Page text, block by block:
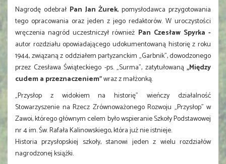
Nagrodę odebrał Pan Jan Żurek, pomysłodawca przygotowania
tego opracowania oraz jeden z jego redaktorów. W uroczystości
wręczenia nagród uczestniczył również Pan Czesław Spyrka -
autor rozdziału opowiadającego udokumentowaną historię z roku
1944, związaną z oddziałem partyzanckim „Garbnik”, dowodzonego
przez Czesława Świąteckiego -ps. „Surma”, zatytułowaną „Między
cudem a przeznaczeniem”wraz z małżonką.
„Przysłop z widokiem na historię” wieńczy działalność
Stowarzyszenie na Rzecz Zrównoważonego Rozwoju „Przysłop” w
Zawoi, którego głównym celem było wspieranie Szkoły Podstawowej
nr 4 im. Św. Rafała Kalinowskiego, która już nie istnieje.
Historia przysłopskiej szkoły, stanowi jeden z wielu rozdziałów
nagrodzonej książki.